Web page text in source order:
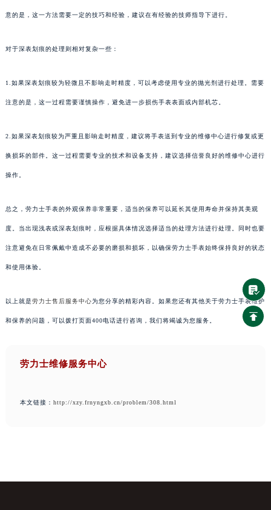
意的是，这一方法需要一定的技巧和经验，建议在有经验的技师指导下进行。
对于深表划痕的处理则相对复杂一些：
1.如果深表划痕较为轻微且不影响走时精度，可以考虑使用专业的抛光剂进行处理。需要
注意的是，这一过程需要谨慎操作，避免进一步损伤手表表面或内部机芯。
2.如果深表划痕较为严重且影响走时精度，建议将手表送到专业的维修中心进行修复或更
换损坏的部件。这一过程需要专业的技术和设备支持，建议选择信誉良好的维修中心进行
操作。
总之，劳力士手表的外观保养非常重要，适当的保养可以延长其使用寿命并保持其美观
度。当出现浅表或深表划痕时，应根据具体情况选择适当的处理方法进行处理。同时也要
注意避免在日常佩戴中造成不必要的磨损和损坏，以确保劳力士手表始终保持良好的状态
和使用体验。
以上就是劳力士售后服务中心为您分享的精彩内容。如果您还有其他关于劳力士手表维护
和保养的问题，可以拨打页面400电话进行咨询，我们将竭诚为您服务。
劳力士维修服务中心
本文链接： http://xzy.frnyngxb.cn/problem/308.html